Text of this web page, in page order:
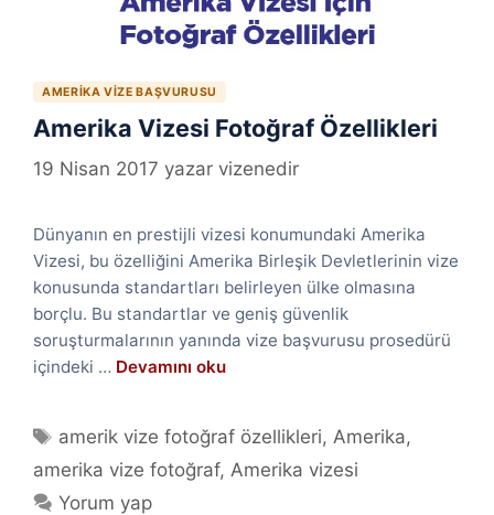
AMERIKA VIZE BAŞVURUSU
Amerika Vizesi Fotoğraf Özellikleri
19 Nisan 2017 yazar vizenedir
Dünyanın en prestijli vizesi konumundaki Amerika
Vizesi, bu özelliğini Amerika Birleşik Devletlerinin vize
konusunda standartları belirleyen ülke olmasına
borçlu. Bu standartlar ve geniş güvenlik
soruşturmalarının yanında vize başvurusu prosedürü
içindeki … Devamını oku
Etiketler
amerik vize fotoğraf özellikleri, Amerika,
amerika vize fotoğraf, Amerika vizesi
Yorum yap